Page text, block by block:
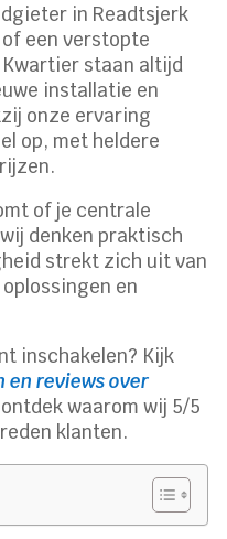
in Readtsjerk
een verstopte
staan altijd
installatie en
onze ervaring
op, met heldere
of je centrale
denken praktisch
strekt zich uit van
en
inschakelen? Kijk
en reviews over
waarom wij 5/5
klanten.